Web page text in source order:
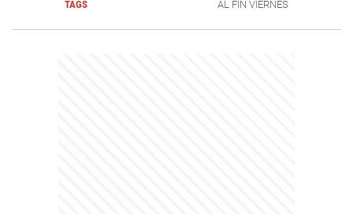
TAGS AL FIN VIERNES